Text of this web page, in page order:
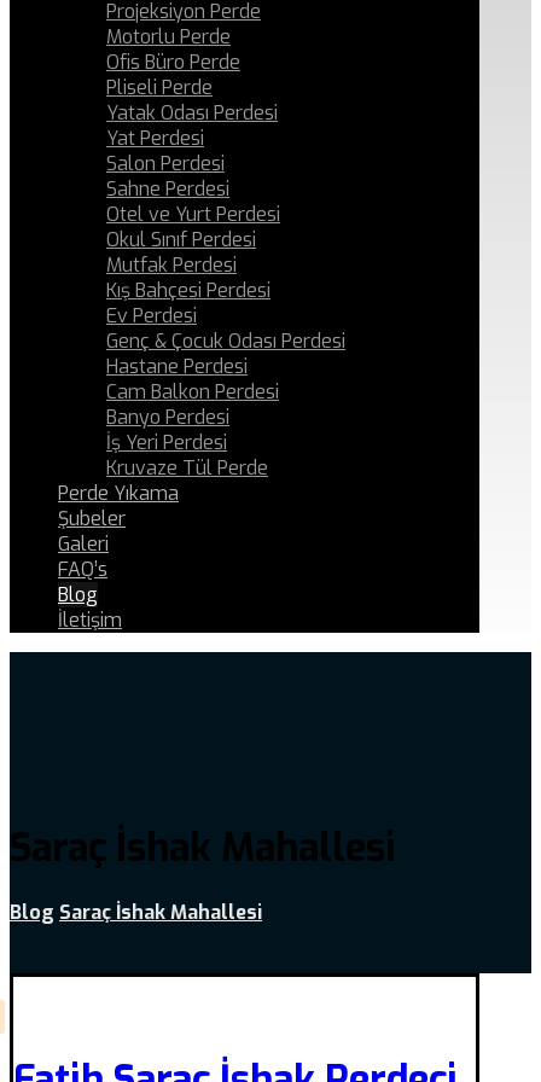
Projeksiyon Perde
Motorlu Perde
Ofis Büro Perde
Pliseli Perde
Yatak Odası Perdesi
Yat Perdesi
Salon Perdesi
Sahne Perdesi
Otel ve Yurt Perdesi
Okul Sınıf Perdesi
Mutfak Perdesi
Kış Bahçesi Perdesi
Ev Perdesi
Genç & Çocuk Odası Perdesi
Hastane Perdesi
Cam Balkon Perdesi
Banyo Perdesi
İş Yeri Perdesi
Kruvaze Tül Perde
Perde Yıkama
Şubeler
Galeri
FAQ’s
Blog
İletişim
Saraç İshak Mahallesi
Blog Saraç İshak Mahallesi